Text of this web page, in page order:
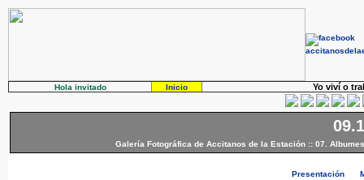
Hola invitado Inicio Yo viví o
Galería Fotográfica de Accitanos de la Estación :: 07.
Presentación